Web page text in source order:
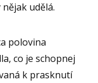
udělá.
polovina
co je schopnej
k prasknutí